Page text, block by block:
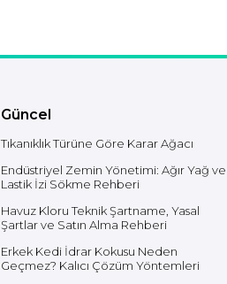
Güncel
Tıkanıklık Türüne Göre Karar Ağacı
Endüstriyel Zemin Yönetimi: Ağır Yağ ve
Lastik İzi Sökme Rehberi
Havuz Kloru Teknik Şartname, Yasal
Şartlar ve Satın Alma Rehberi
Erkek Kedi İdrar Kokusu Neden
Geçmez? Kalıcı Çözüm Yöntemleri